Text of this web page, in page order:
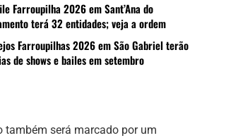
Farroupilha 2026 em Sant’Ana do
terá 32 entidades; veja a ordem
Farroupilhas 2026 em São Gabriel terão
de shows e bailes em setembro
também será marcado por um